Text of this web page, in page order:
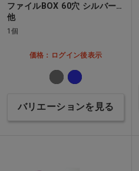
ファイルBOX 60穴 シルバー…
他
1個
価格：ログイン後表示
バリエーションを見る